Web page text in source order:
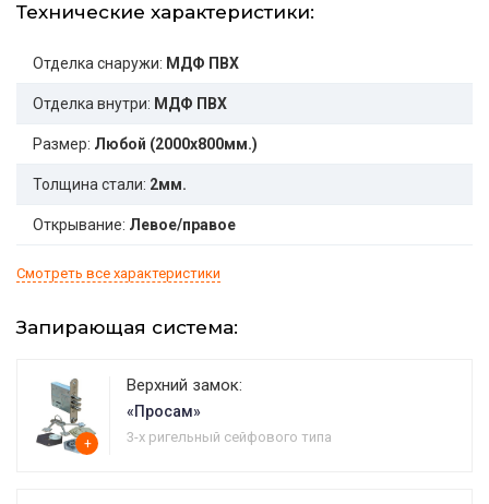
Технические характеристики:
Отделка снаружи: МДФ ПВХ
Отделка внутри: МДФ ПВХ
Размер: Любой (2000x800мм.)
Толщина стали: 2мм.
Открывание: Левое/правое
Смотреть все характеристики
Запирающая система:
+
Верхний замок:
«Просам»
3-х ригельный сейфового типа